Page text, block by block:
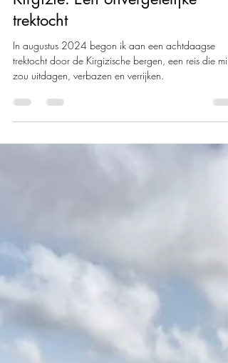
18 sep 2024
16 minuten om te lezen
Avontuur in de bergen van
Kirgizië: Een onvergetelijke
trektocht
In augustus 2024 begon ik aan een achtdaagse
trektocht door de Kirgizische bergen, een reis die mij